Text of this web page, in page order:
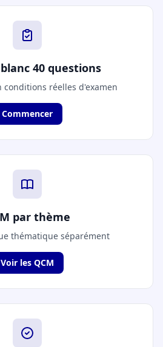
40 questions
conditions réelles d'examen
Commencer
par thème
thématique séparément
Voir les QCM